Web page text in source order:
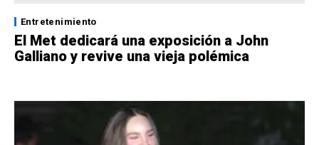
Entretenimiento
El Met dedicará una exposición a John
Galliano y revive una vieja polémica